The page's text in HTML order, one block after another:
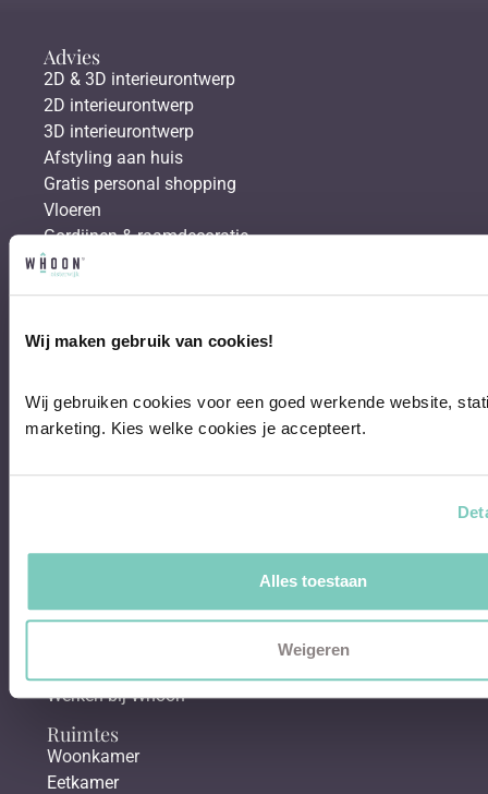
Wij maken gebruik van cookies!
Wij gebruiken cookies voor een goed werkende website,
marketing. Kies welke cookies je accepteert.
Alles toestaan
Weigeren
Advies
2D & 3D interieurontwerp
2D interieurontwerp
3D interieurontwerp
Afstyling aan huis
Gratis personal shopping
Vloeren
Gordijnen & raamdecoratie
Behang & verf
Bestsellers
Eetkamerstoelen
Salontafels
Fauteuils
Interieurblog
Werken bij Whoon
Ruimtes
Woonkamer
Eetkamer